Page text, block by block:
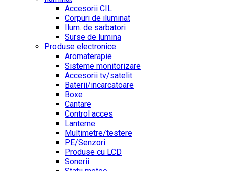
Accesorii CIL
Corpuri de iluminat
Ilum. de sarbatori
Surse de lumina
Produse electronice
Aromaterapie
Sisteme monitorizare
Accesorii tv/satelit
Baterii/incarcatoare
Boxe
Cantare
Control acces
Lanterne
Multimetre/testere
PE/Senzori
Produse cu LCD
Sonerii